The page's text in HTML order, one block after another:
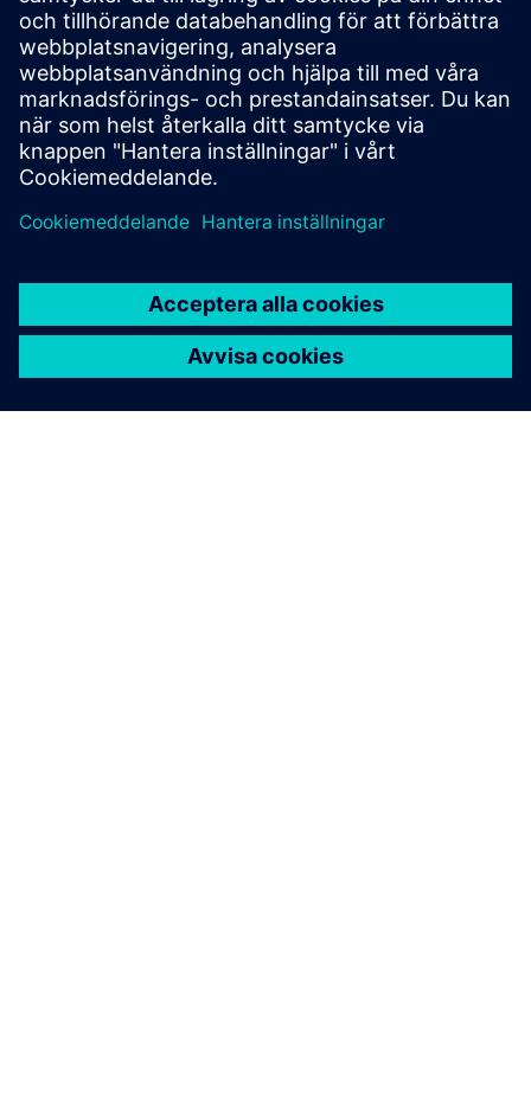
railway cyber security, by protecting networks and
monitoring key systems. RazorSecure delivers this through
a flexible approach to cyber security, designed specifically
for roll...
Läs mer